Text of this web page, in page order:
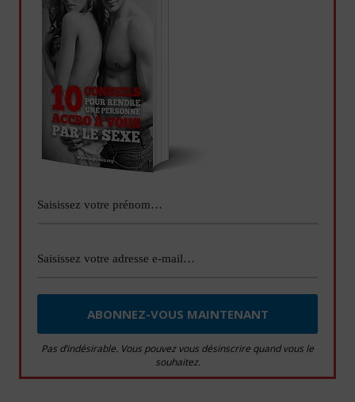
Pas d’indésirable. Vous pouvez vous désinscrire quand vous le
souhaitez.